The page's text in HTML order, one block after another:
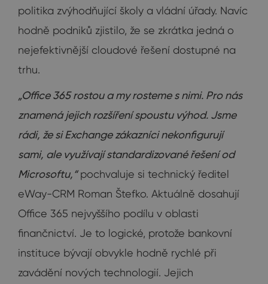
politika zvýhodňující školy a vládní úřady. Navíc
hodně podniků zjistilo, že se zkrátka jedná o
nejefektivnější cloudové řešení dostupné na
trhu.
„Office 365 rostou a my rosteme s nimi. Pro nás
znamená jejich rozšíření spoustu výhod. Jsme
rádi, že si Exchange zákazníci nekonfigurují
sami, ale využívají standardizované řešení od
Microsoftu,“pochvaluje si technický ředitel
eWay-CRM Roman Štefko. Aktuálně dosahují
Office 365 nejvyššího podílu v oblasti
finančnictví. Je to logické, protože bankovní
instituce bývají obvykle hodně rychlé při
zavádění nových technologií. Jejich